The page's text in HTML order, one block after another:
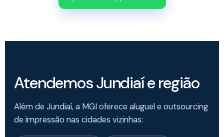
Atendemos Jundiaí e região
Além de Jundiaí, a MGI oferece aluguel e outsourcing
de impressão nas cidades vizinhas: